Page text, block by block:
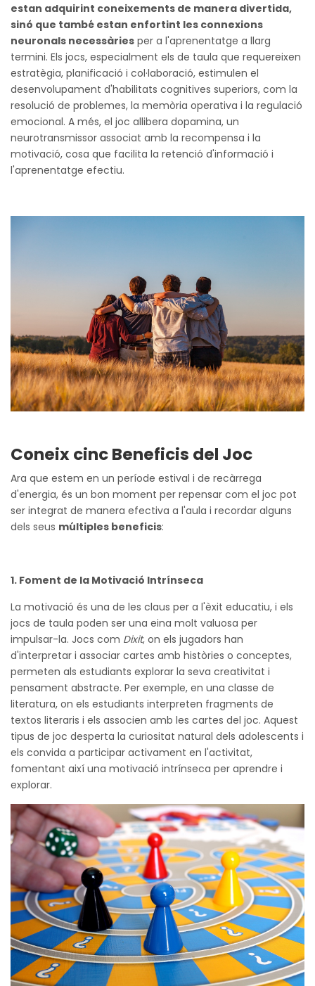
estan adquirint coneixements de manera divertida,
sinó que també estan enfortint les connexions
neuronals necessàries per a l'aprenentatge a llarg
termini. Els jocs, especialment els de taula que requereixen
estratègia, planificació i col·laboració, estimulen el
desenvolupament d'habilitats cognitives superiors, com la
resolució de problemes, la memòria operativa i la regulació
emocional. A més, el joc allibera dopamina, un
neurotransmissor associat amb la recompensa i la
motivació, cosa que facilita la retenció d'informació i
l'aprenentatge efectiu.
Coneix cinc Beneficis del Joc
Ara que estem en un període estival i de recàrrega
d'energia, és un bon moment per repensar com el joc pot
ser integrat de manera efectiva a l'aula i recordar alguns
dels seus múltiples beneficis:
1. Foment de la Motivació Intrínseca
La motivació és una de les claus per a l'èxit educatiu, i els
jocs de taula poden ser una eina molt valuosa per
impulsar-la. Jocs com Dixit, on els jugadors han
d'interpretar i associar cartes amb històries o conceptes,
permeten als estudiants explorar la seva creativitat i
pensament abstracte. Per exemple, en una classe de
literatura, on els estudiants interpreten fragments de
textos literaris i els associen amb les cartes del joc. Aquest
tipus de joc desperta la curiositat natural dels adolescents i
els convida a participar activament en l'activitat,
fomentant així una motivació intrínseca per aprendre i
explorar.